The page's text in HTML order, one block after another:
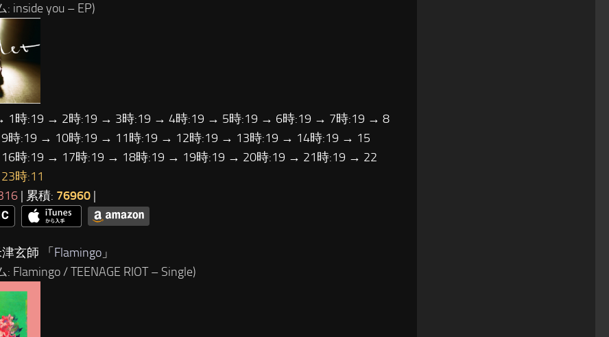
: inside you – EP)
1時:19 → 2時:19 → 3時:19 → 4時:19 → 5時:19 → 6時:19 → 7時:19 → 8
時:19 → 10時:19 → 11時:19 → 12時:19 → 13時:19 → 14時:19 → 15
時:19 → 17時:19 → 18時:19 → 19時:19 → 20時:19 → 21時:19 → 22
23時:11
| 累積: 76960 |
玄師 「 Flamingo 」
: Flamingo / TEENAGE RIOT – Single)